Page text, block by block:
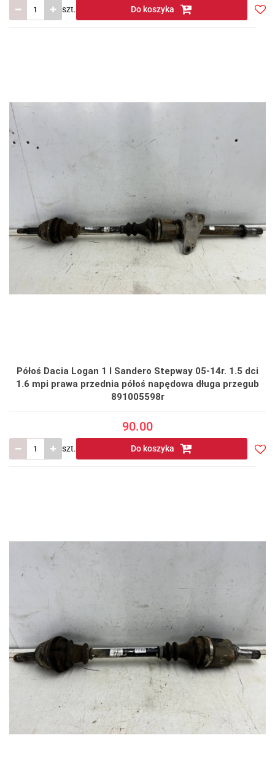
szt. Do koszyka
Półoś Dacia Logan 1 I Sandero Stepway 05-14r. 1.5 dci
1.6 mpi prawa przednia półoś napędowa długa przegub
891005598r
90.00
szt. Do koszyka